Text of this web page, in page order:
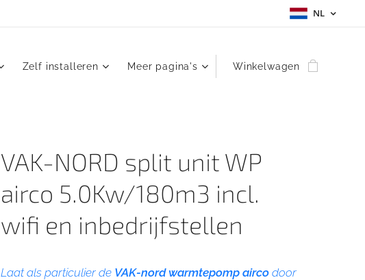
NL
Zelf installeren Meer pagina's Winkelwagen
VAK-NORD split unit WP
airco 5.0Kw/180m3 incl.
wifi en inbedrijfstellen
Laat als particulier de VAK-nord warmtepomp airco door